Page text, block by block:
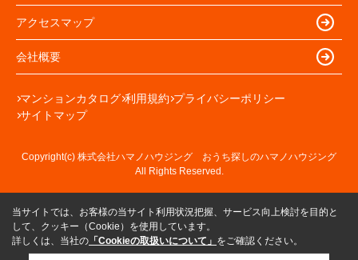
アクセスマップ
会社概要
マンションカタログ 利用規約 プライバシーポリシー
サイトマップ
Copyright(c) 株式会社ハマノハウジング おうち探しのハマノハウジング
All Rights Reserved.
当サイトでは、お客様の当サイト利用状況把握、サービス向上検討を目的と
して、クッキー（Cookie）を使用しています。
詳しくは、当社の 「Cookieの取扱いについて」 をご確認ください。